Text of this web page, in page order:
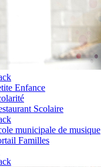
Enfance
Scolaire
municipale de musique
Familles